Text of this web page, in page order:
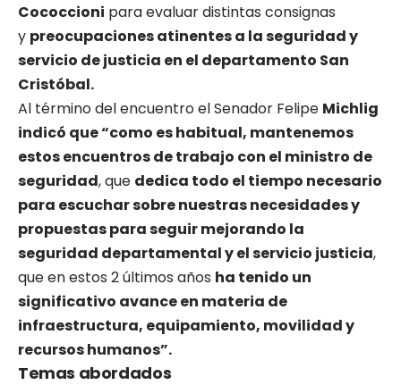
Cococcioni para evaluar distintas consignas
y preocupaciones atinentes a la seguridad y
servicio de justicia en el departamento San
Cristóbal.
Al término del encuentro el Senador Felipe Michlig
indicó que “como es habitual, mantenemos
estos encuentros de trabajo con el ministro de
seguridad, que dedica todo el tiempo necesario
para escuchar sobre nuestras necesidades y
propuestas para seguir mejorando la
seguridad departamental y el servicio justicia,
que en estos 2 últimos años ha tenido un
significativo avance en materia de
infraestructura, equipamiento, movilidad y
recursos humanos”.
Temas abordados